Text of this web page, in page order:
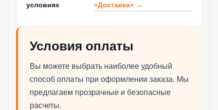
условиях
«Доставка» →
Условия оплаты
Вы можете выбрать наиболее удобный
способ оплаты при оформлении заказа. Мы
предлагаем прозрачные и безопасные
расчеты.